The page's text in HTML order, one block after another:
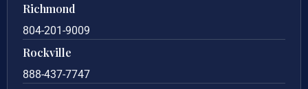
Richmond
804-201-9009
Rockville
888-437-7747